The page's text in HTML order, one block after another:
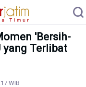
'Bersih-
yang Terlibat
WIB